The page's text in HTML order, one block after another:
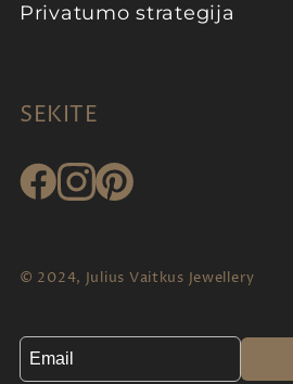
Privatumo strategija
SEKITE
© 2024, Julius Vaitkus Jewellery